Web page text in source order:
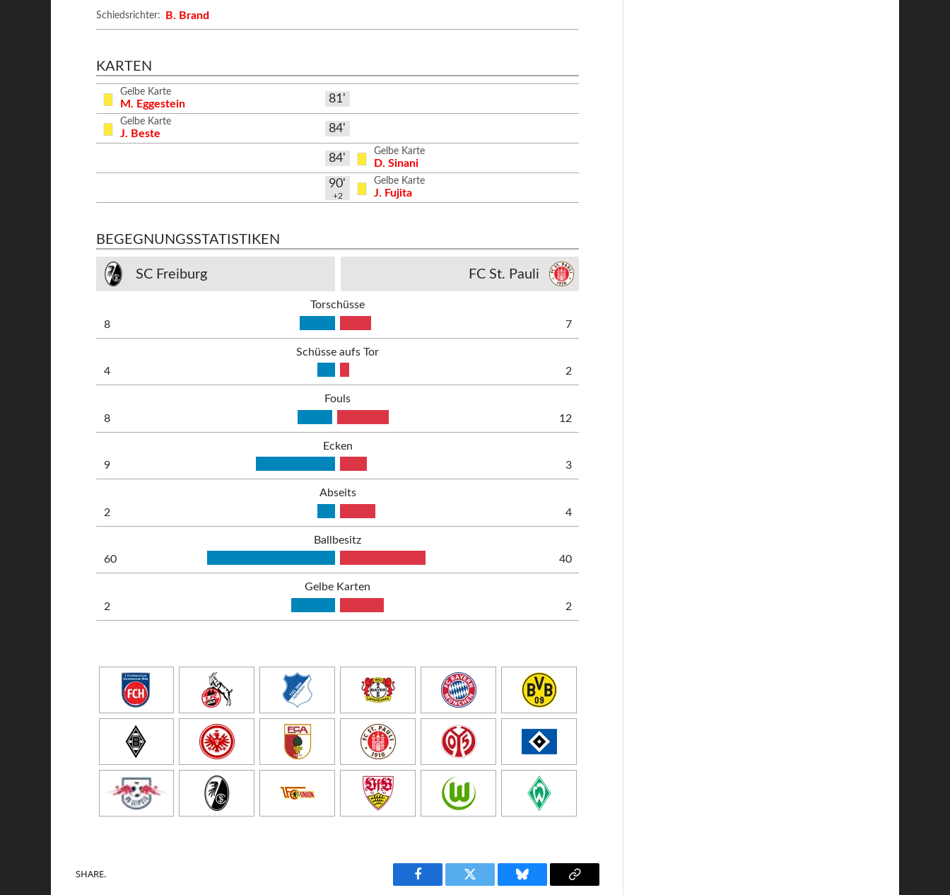
Schiedsrichter: B. Brand
KARTEN
Gelbe Karte
M. Eggestein 81'
Gelbe Karte
J. Beste 84'
84'
Gelbe Karte
D. Sinani
90'
+2
Gelbe Karte
J. Fujita
BEGEGNUNGSSTATISTIKEN
SC Freiburg FC St. Pauli
Torschüsse
8
7
Schüsse aufs Tor
4
2
Fouls
8
12
Ecken
9
3
Abseits
2
4
Ballbesitz
60
40
Gelbe Karten
2
2
SHARE.
Facebook Twitter Bluesky Copy